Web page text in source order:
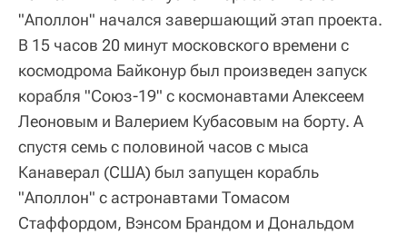
"Аполлон" начался завершающий этап проекта.
В 15 часов 20 минут московского времени с
космодрома Байконур был произведен запуск
корабля "Союз-19" с космонавтами Алексеем
Леоновым и Валерием Кубасовым на борту. А
спустя семь с половиной часов с мыса
Канаверал (США) был запущен корабль
"Аполлон" с астронавтами Томасом
Стаффордом, Вэнсом Брандом и Дональдом